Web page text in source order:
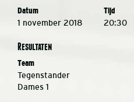
Datum Tijd
1 november 2018 20:30
Resultaten
Team
Tegenstander
Dames 1